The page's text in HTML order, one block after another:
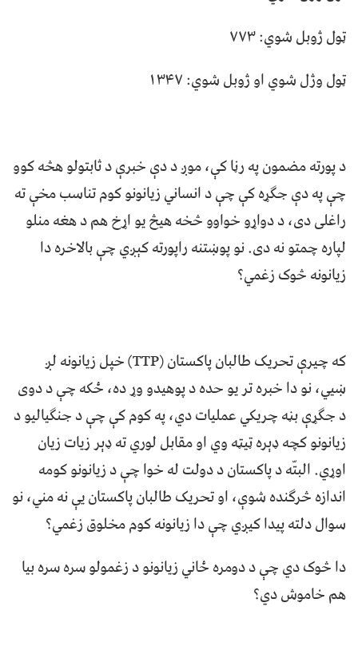
ټول ژوبل شوي: ۷۷۳
ټول وژل شوي او ژوبل شوي: ۱۳۴۷
‏د پورته مضمون په رڼا کې، موږ د دې خبرې د ثابتولو هڅه کوو
چې په دې جګړه کې چې د انساني زیانونو کوم تناسب مخې ته
راغلی دی، د دواړو خواوو څخه هیڅ یو اړخ هم د هغه منلو
لپاره چمتو نه دی. نو پوښتنه راپورته کېږي چې بالاخره دا
زیانونه څوک زغمي؟
که چیرې تحریک طالبان پاکستان (TTP) خپل زیانونه لږ
ښيي، نو دا خبره تر یو حده د پوهیدو وړ ده، ځکه چې د دوی
د جګړې بڼه چريکي عملیات دي، په کوم کې چې د جنګياليو د
زیانونو کچه ډېره ټيټه وي او مقابل لوري ته ډېر زیات زیان
اوړي. البتّه د پاکستان د دولت له خوا چې د زیانونو کومه
اندازه څرګنده شوې، او تحریک طالبان پاکستان یې نه مني، نو
سوال دلته پيدا کيږي چې دا زیانونه کوم مخلوق زغمي؟
دا څوک دي چې د دومره ځاني زیانونو د زغمولو سره سره بيا
هم خاموش دي؟